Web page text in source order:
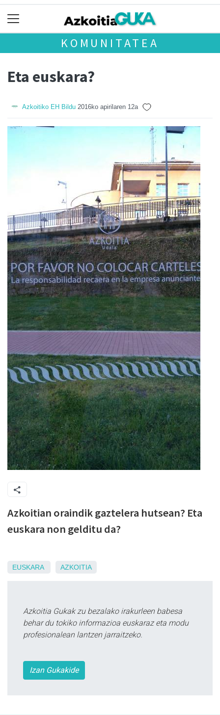
KOMUNITATEA
Eta euskara?
Azkoitiko EH Bildu 2016ko apirilaren 12a
Azkoitian oraindik gaztelera hutsean? Eta
euskara non gelditu da?
EUSKARA AZKOITIA
Azkoitia Gukak zu bezalako irakurleen babesa
behar du tokiko informazioa euskaraz eta modu
profesionalean lantzen jarraitzeko.
Izan Gukakide